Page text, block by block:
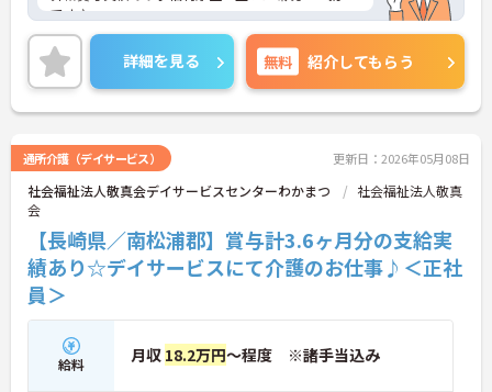
です♪
ご興味のある方には、詳しく面接ポイント等お伝え
させていただきますので、お気軽にご相談くださ
い。
詳細を見る 無料 紹介してもらう
通所介護（デイサービス） 更新日：2026年05月08日
社会福祉法人敬真会デイサービスセンターわかまつ
社会福祉法人敬真
会
【長崎県／南松浦郡】賞与計3.6ヶ月分の支給実
績あり☆デイサービスにて介護のお仕事♪＜正社
員＞
給料 月収 18.2万円～程度 ※諸手当込み